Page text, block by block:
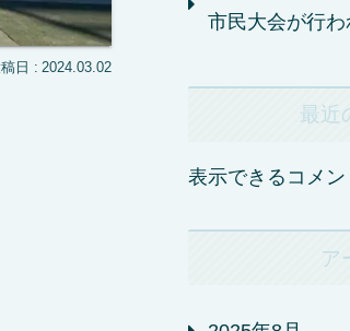
2024.03.02
市民大会が行わ
最近
表示できるコメン
ア